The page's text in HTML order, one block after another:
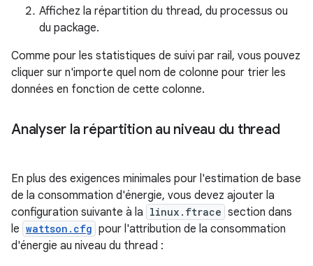
Affichez la répartition du thread, du processus ou
du package.
Comme pour les statistiques de suivi par rail, vous pouvez
cliquer sur n'importe quel nom de colonne pour trier les
données en fonction de cette colonne.
Analyser la répartition au niveau du thread
En plus des exigences minimales pour l'estimation de base
de la consommation d'énergie, vous devez ajouter la
configuration suivante à la linux.ftrace section dans
le wattson.cfg pour l'attribution de la consommation
d'énergie au niveau du thread :